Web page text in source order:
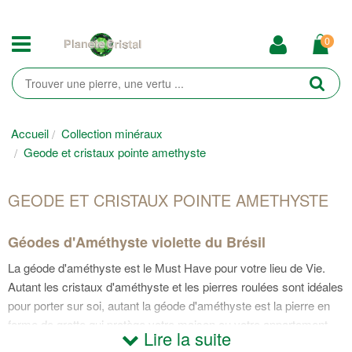
0
Accueil
Collection minéraux
Geode et cristaux pointe amethyste
GEODE ET CRISTAUX POINTE AMETHYSTE
Géodes d'Améthyste violette du Brésil
La géode d'améthyste est le Must Have pour votre lieu de Vie.
Autant les cristaux d'améthyste et les pierres roulées sont idéales
pour porter sur soi, autant la géode d'améthyste est la pierre en
forme de grotte qui protège votre maison ou votre appartement.
Très grandes capacités pour auto-générer de grands nettoyages
Lire la suite